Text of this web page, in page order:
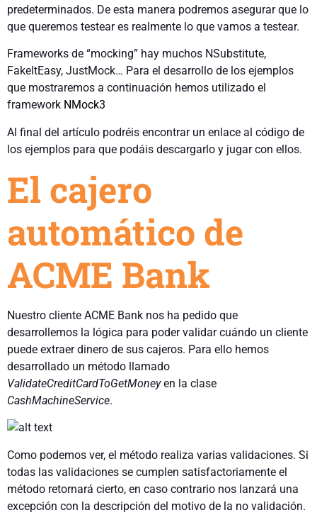
predeterminados. De esta manera podremos asegurar que lo
que queremos testear es realmente lo que vamos a testear.
Frameworks de “mocking” hay muchos NSubstitute,
FakeItEasy, JustMock… Para el desarrollo de los ejemplos
que mostraremos a continuación hemos utilizado el
framework NMock3
Al final del artículo podréis encontrar un enlace al código de
los ejemplos para que podáis descargarlo y jugar con ellos.
El cajero
automático de
ACME Bank
Nuestro cliente ACME Bank nos ha pedido que
desarrollemos la lógica para poder validar cuándo un cliente
puede extraer dinero de sus cajeros. Para ello hemos
desarrollado un método llamado
ValidateCreditCardToGetMoneyen la clase
CashMachineService.
Como podemos ver, el método realiza varias validaciones. Si
todas las validaciones se cumplen satisfactoriamente el
método retornará cierto, en caso contrario nos lanzará una
excepción con la descripción del motivo de la no validación.